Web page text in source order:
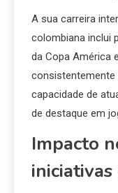
A sua carreira
colombiana inclui
da Copa América
consistentemente
capacidade de
de destaque em
Impacto